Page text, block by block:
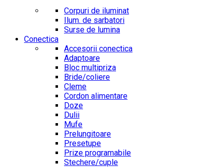
Corpuri de iluminat
Ilum. de sarbatori
Surse de lumina
Conectica
Accesorii conectica
Adaptoare
Bloc multipriza
Bride/coliere
Cleme
Cordon alimentare
Doze
Dulii
Mufe
Prelungitoare
Presetupe
Prize programabile
Stechere/cuple